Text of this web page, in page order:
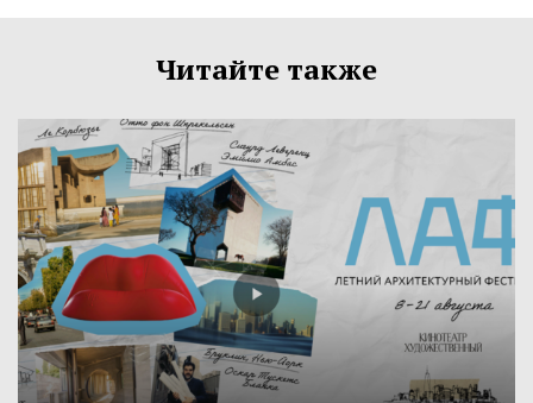
Читайте также